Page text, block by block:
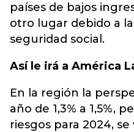
países de bajos
otro lugar debido a
seguridad social.
Así le irá a América
En la región la
año de 1,3% a 1,5%,
riesgos para 2024,